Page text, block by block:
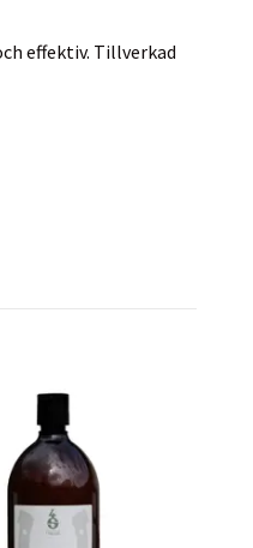
effektiv. Tillverkad